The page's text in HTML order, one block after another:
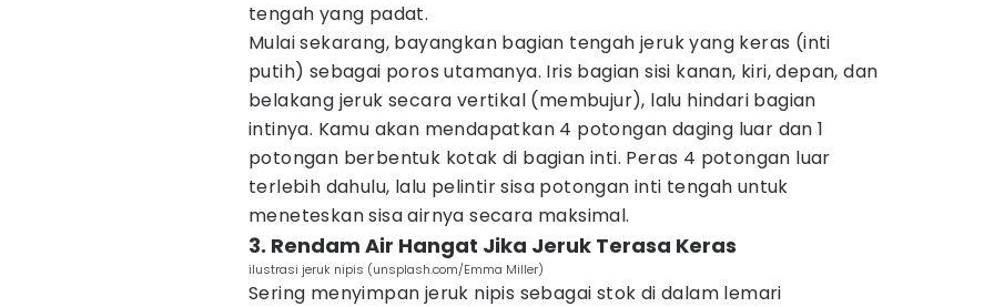
tengah yang padat.
Mulai sekarang, bayangkan bagian tengah jeruk yang keras (inti
putih) sebagai poros utamanya. Iris bagian sisi kanan, kiri, depan, dan
belakang jeruk secara vertikal (membujur), lalu hindari bagian
intinya. Kamu akan mendapatkan 4 potongan daging luar dan 1
potongan berbentuk kotak di bagian inti. Peras 4 potongan luar
terlebih dahulu, lalu pelintir sisa potongan inti tengah untuk
meneteskan sisa airnya secara maksimal.
3. Rendam Air Hangat Jika Jeruk Terasa Keras
ilustrasi jeruk nipis (unsplash.com/Emma Miller)
Sering menyimpan jeruk nipis sebagai stok di dalam lemari